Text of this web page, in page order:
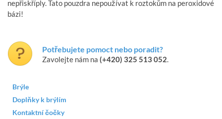
nepřiskříply. Tato pouzdra nepoužívat k roztokům na peroxidové
bázi!
Potřebujete pomoct nebo poradit?
Zavolejte nám na (+420) 325 513 052.
Brýle
Doplňky k brýlím
Kontaktní čočky